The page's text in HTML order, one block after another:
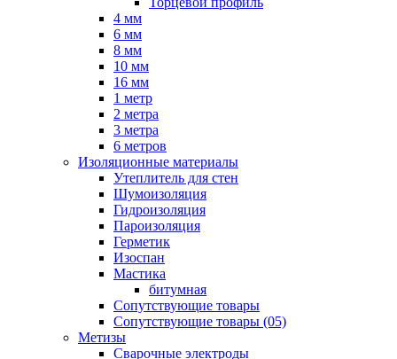
4 мм
6 мм
8 мм
10 мм
16 мм
1 метр
2 метра
3 метра
6 метров
Изоляционные материалы
Утеплитель для стен
Шумоизоляция
Гидроизоляция
Пароизоляция
Герметик
Изоспан
Мастика
битумная
Сопутствующие товары
Сопутствующие товары (05)
Метизы
Сварочные электроды